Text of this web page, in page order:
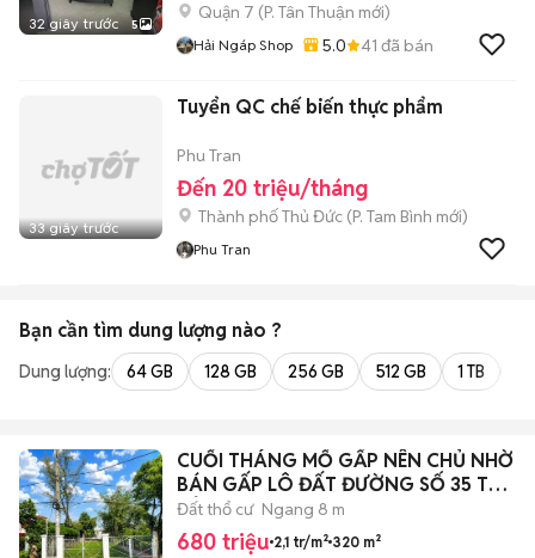
32 giây trước 5
Quận 7 (P. Tân Thuận mới)
Hải Ngáp Shop 5.0 41 đã bán
33 giây trước
Tuyển QC chế biến thực phẩm
Phu Tran
Đến 20 triệu/tháng
Thành phố Thủ Đức (P. Tam Bình mới)
Phu Tran
Bạn cần tìm dung lượng nào ?
Dung lượng: 64 GB 128 GB 256 GB 512 GB 1 TB
CUỐI THÁNG MỔ GẤP NÊN CHỦ NHỜ
BÁN GẤP LÔ ĐẤT ĐƯỜNG SỐ 35 TT
CỦ CHI
Đất thổ cư Ngang 8 m
680 triệu 2,1 tr/m² 320 m²